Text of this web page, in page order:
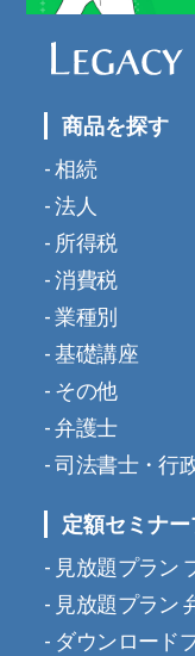
商品を探す
相続
法人
所得税
消費税
業種別
基礎講座
その他
弁護士
司法書士・行
定額セミナ
見放題プラン
見放題プラン
ダウンロード